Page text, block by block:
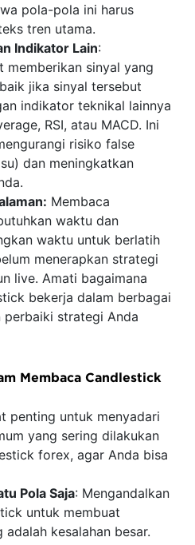
pola-pola ini harus
tren utama.
Indikator Lain:
memberikan sinyal yang
jika sinyal tersebut
indikator teknikal lainnya
RSI, atau MACD. Ini
risiko false
dan meningkatkan
Membaca
waktu dan
waktu untuk berlatih
menerapkan strategi
live. Amati bagaimana
bekerja dalam berbagai
perbaiki strategi Anda
Membaca Candlestick
penting untuk menyadari
yang sering dilakukan
forex, agar Anda bisa
Pola Saja: Mengandalkan
untuk membuat
kesalahan besar.